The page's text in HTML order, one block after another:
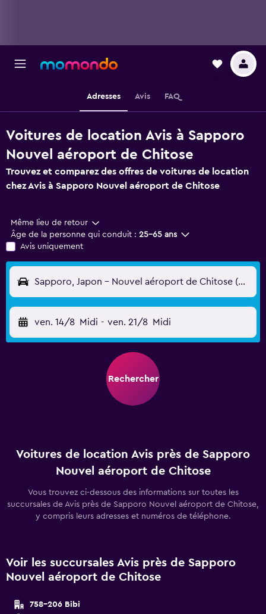
Adresses Avis FAQ
Voitures de location Avis à Sapporo
Nouvel aéroport de Chitose
Trouvez et comparez des offres de voitures de location
chez Avis à Sapporo Nouvel aéroport de Chitose
Même lieu de retour
Âge de la personne qui conduit : 25-65 ans
Avis uniquement
Sapporo, Japon - Nouvel aéroport de Chitose (CTS)
ven. 14/8 Midi - ven. 21/8 Midi
Rechercher
Voitures de location Avis près de Sapporo
Nouvel aéroport de Chitose
Vous trouvez ci-dessous des informations sur toutes les
succursales de Avis près de Sapporo Nouvel aéroport de Chitose,
y compris leurs adresses et numéros de téléphone.
Voir les succursales Avis près de Sapporo
Nouvel aéroport de Chitose
758-206 Bibi